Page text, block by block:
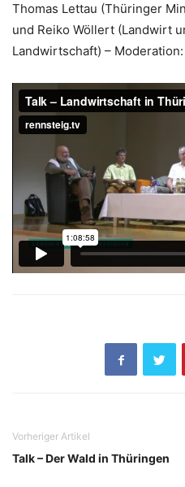
Thomas Lettau (Thüringer
und Reiko Wöllert (Landwirt
Landwirtschaft) –
Vorheriger Artikel
Talk – Der Wald in Thüringen